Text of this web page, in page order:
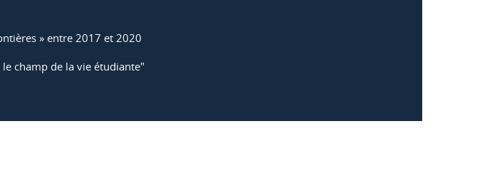
» entre 2017 et 2020
champ de la vie étudiante"